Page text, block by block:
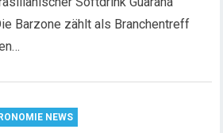
Barzone zählt als Branchentreff
NEWS